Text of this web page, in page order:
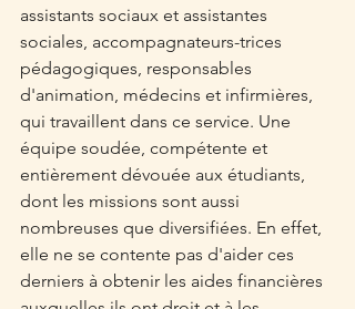
assistants sociaux et assistantes
sociales, accompagnateurs-trices
pédagogiques, responsables
d'animation, médecins et infirmières,
qui travaillent dans ce service. Une
équipe soudée, compétente et
entièrement dévouée aux étudiants,
dont les missions sont aussi
nombreuses que diversifiées. En effet,
elle ne se contente pas d'aider ces
derniers à obtenir les aides financières